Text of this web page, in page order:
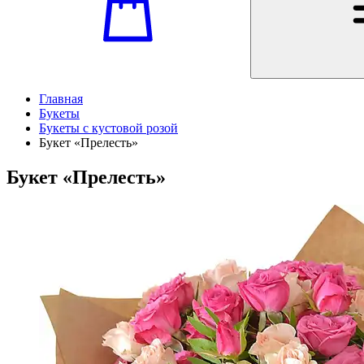
Главная
Букеты
Букеты с кустовой розой
Букет «Прелесть»
Букет «Прелесть»